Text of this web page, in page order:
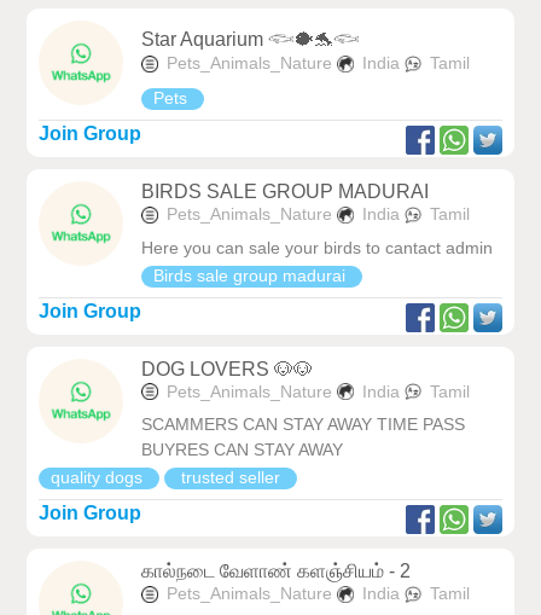
Star Aquarium 𓆟🐡🐬𓆟
Pets_Animals_Nature India
Tamil
Pets
Join Group
BIRDS SALE GROUP MADURAI
Pets_Animals_Nature India
Tamil
Here you can sale your birds to cantact admin
Birds sale group madurai
Join Group
DOG LOVERS 🐶🐶
Pets_Animals_Nature India
Tamil
SCAMMERS CAN STAY AWAY TIME PASS
BUYRES CAN STAY AWAY
quality dogs
trusted seller
Join Group
கால்நடை வேளாண் களஞ்சியம் - 2
Pets_Animals_Nature India
Tamil